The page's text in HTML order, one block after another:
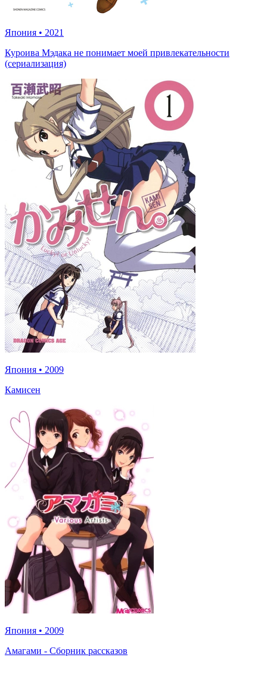
Япония • 2021
Куроива Мэдака не понимает моей привлекательности
(сериализация)
Япония • 2009
Камисен
Япония • 2009
Амагами - Сборник рассказов